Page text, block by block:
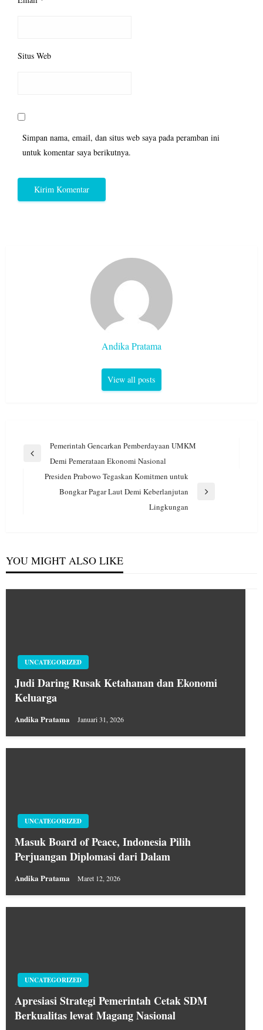
Situs Web
Simpan nama, email, dan situs web saya pada peramban ini
untuk komentar saya berikutnya.
Andika Pratama
View all posts
Navigasi
pos
Previous
Pemerintah Gencarkan Pemberdayaan UMKM
Demi Pemerataan Ekonomi Nasional
Presiden Prabowo Tegaskan Komitmen untuk
Bongkar Pagar Laut Demi Keberlanjutan
Lingkungan
YOU MIGHT ALSO LIKE
UNCATEGORIZED
Judi Daring Rusak Ketahanan dan Ekonomi
Keluarga
Andika Pratama Januari 31, 2026
UNCATEGORIZED
Masuk Board of Peace, Indonesia Pilih
Perjuangan Diplomasi dari Dalam
Andika Pratama Maret 12, 2026
UNCATEGORIZED
Apresiasi Strategi Pemerintah Cetak SDM
Berkualitas lewat Magang Nasional